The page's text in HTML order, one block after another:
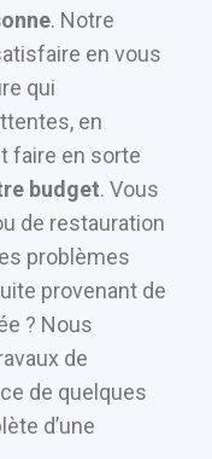
. Notre
en vous
qui
en
faire en sorte
budget. Vous
de restauration
problèmes
provenant de
? Nous
de
de quelques
d’une